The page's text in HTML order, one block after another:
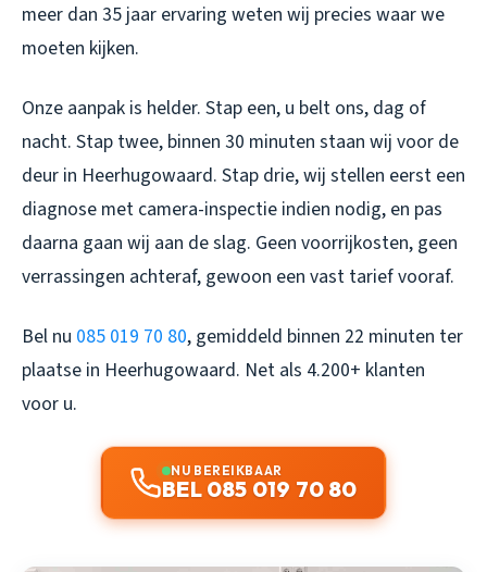
meer dan 35 jaar ervaring weten wij precies waar we
moeten kijken.
Onze aanpak is helder. Stap een, u belt ons, dag of
nacht. Stap twee, binnen 30 minuten staan wij voor de
deur in Heerhugowaard. Stap drie, wij stellen eerst een
diagnose met camera-inspectie indien nodig, en pas
daarna gaan wij aan de slag. Geen voorrijkosten, geen
verrassingen achteraf, gewoon een vast tarief vooraf.
Bel nu 085 019 70 80, gemiddeld binnen 22 minuten ter
plaatse in Heerhugowaard. Net als 4.200+ klanten
voor u.
NU BEREIKBAAR
BEL 085 019 70 80